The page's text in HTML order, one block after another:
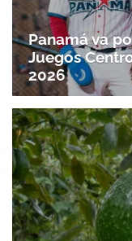
Panamá va
Juegos
2026